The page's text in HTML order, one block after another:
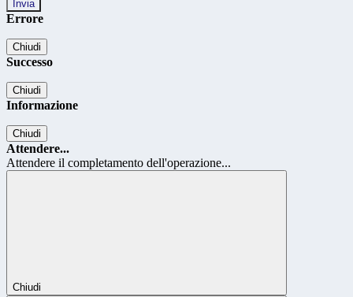
Errore
Chiudi
Successo
Chiudi
Informazione
Chiudi
Attendere...
Attendere il completamento dell'operazione...
Chiudi